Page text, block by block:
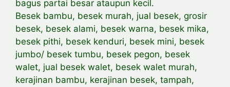
bagus partai besar ataupun kecil.
Besek bambu, besek murah, jual besek, grosir
besek, besek alami, besek warna, besek mika,
besek pithi, besek kenduri, besek mini, besek
jumbo/ besek tumbu, besek pegon, besek
walet, jual besek walet, besek walet murah,
kerajinan bambu, kerajinan besek, tampah,